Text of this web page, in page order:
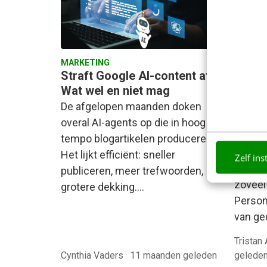
Zelf
MARKETING
Straft Google AI-content af?
Wat wel en niet mag
De afgelopen maanden doken
overal AI-agents op die in hoog
tempo blogartikelen produceren.
Het lijkt efficiënt: sneller
publiceren, meer trefwoorden,
grotere dekking.…
Cynthia Vaders · 11 maanden geleden
E-
gezien
van
Tristan
geleden